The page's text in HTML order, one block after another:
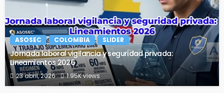
ASOSEC COLOMBIA SLIDER
Jornada laboral vigilancia y seguridad privada:
Lineamientos 2026
23 abril, 2026 1.95K views